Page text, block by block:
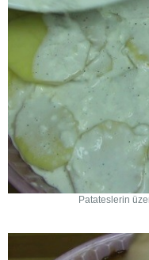
Patateslerin